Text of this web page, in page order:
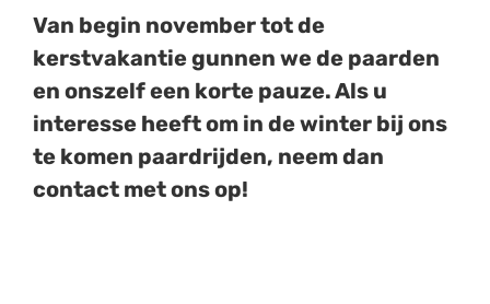
Van begin november tot de
kerstvakantie gunnen we de paarden
en onszelf een korte pauze. Als u
interesse heeft om in de winter bij ons
te komen paardrijden, neem dan
contact met ons op!